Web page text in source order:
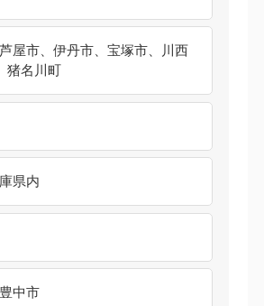
屋市、伊丹市、宝塚市、川西
猪名川町
県内
中市